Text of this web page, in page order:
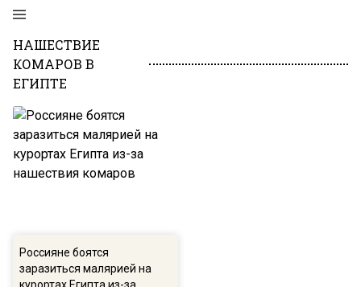
НАШЕСТВИЕ
КОМАРОВ В
ЕГИПТЕ
Россияне боятся
заразиться малярией на